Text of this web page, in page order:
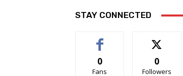
STAY CONNECTED
0
Fans
0
Followers